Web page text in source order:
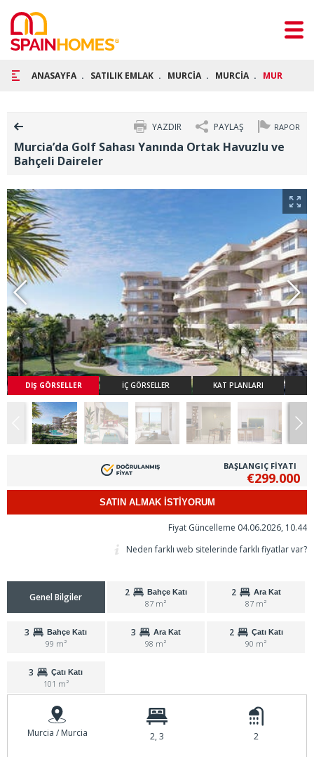
ANASAYFA SATILIK EMLAK MURCİA MURCİA
RAPOR
PAYLAŞ
YAZDIR
Murcia’da Golf Sahası Yanında Ortak Havuzlu ve
Bahçeli Daireler
DIŞ GÖRSELLER İÇ GÖRSELLER KAT PLANLARI
BAŞLANGIÇ FİYATI
€299.000
SATIN ALMAK İSTİYORUM
Fiyat Güncelleme 04.06.2026, 10.44
Neden farklı web sitelerinde farklı fiyatlar var?
Genel Bilgiler 2 Bahçe Katı
87 m²
2 Ara Kat
87 m²
3 Bahçe Katı
99 m²
3 Ara Kat
98 m²
2 Çatı Katı
90 m²
3 Çatı Katı
101 m²
Murcia / Murcia 2, 3 2